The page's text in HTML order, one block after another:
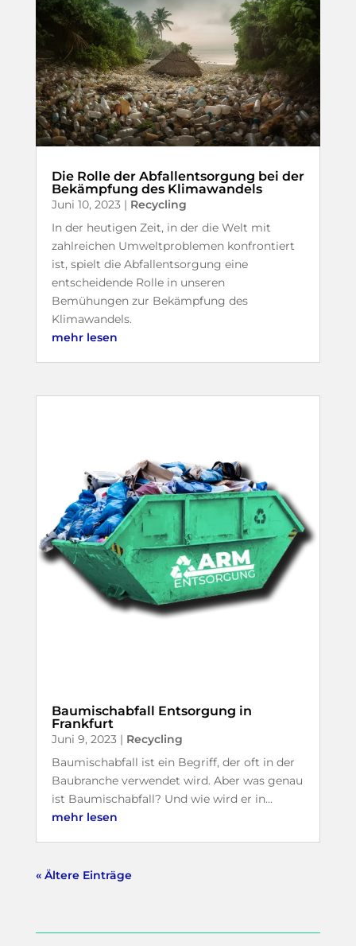
Die Rolle der Abfallentsorgung bei der
Bekämpfung des Klimawandels
Juni 10, 2023| Recycling
In der heutigen Zeit, in der die Welt mit
zahlreichen Umweltproblemen konfrontiert
ist, spielt die Abfallentsorgung eine
entscheidende Rolle in unseren
Bemühungen zur Bekämpfung des
Klimawandels.
mehr lesen
Baumischabfall Entsorgung in
Frankfurt
Juni 9, 2023| Recycling
Baumischabfall ist ein Begriff, der oft in der
Baubranche verwendet wird. Aber was genau
ist Baumischabfall? Und wie wird er in...
mehr lesen
« Ältere Einträge